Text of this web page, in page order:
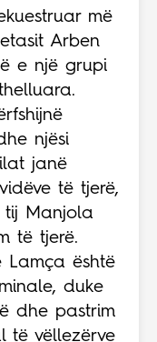
më
Arben
e një grupi
njësi
janë
të tjerë,
tij Manjola
të tjerë.
Lamça është
duke
dhe pastrim
të vëllezërve